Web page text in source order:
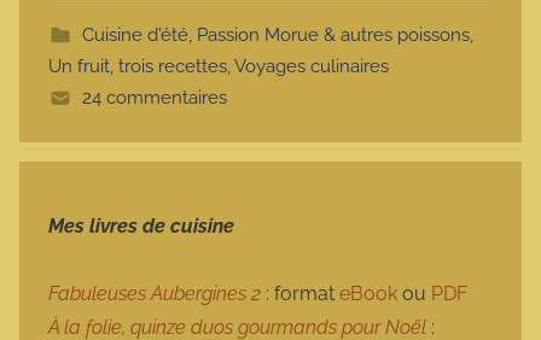
t
e
Cuisine d'été, Passion Morue & autres poissons,
Un fruit, trois recettes,Voyages culinaires
24 commentaires
Mes livres de cuisine
Fabuleuses Aubergines 2 : format eBook ou PDF
À la folie, quinze duos gourmands pour Noël :